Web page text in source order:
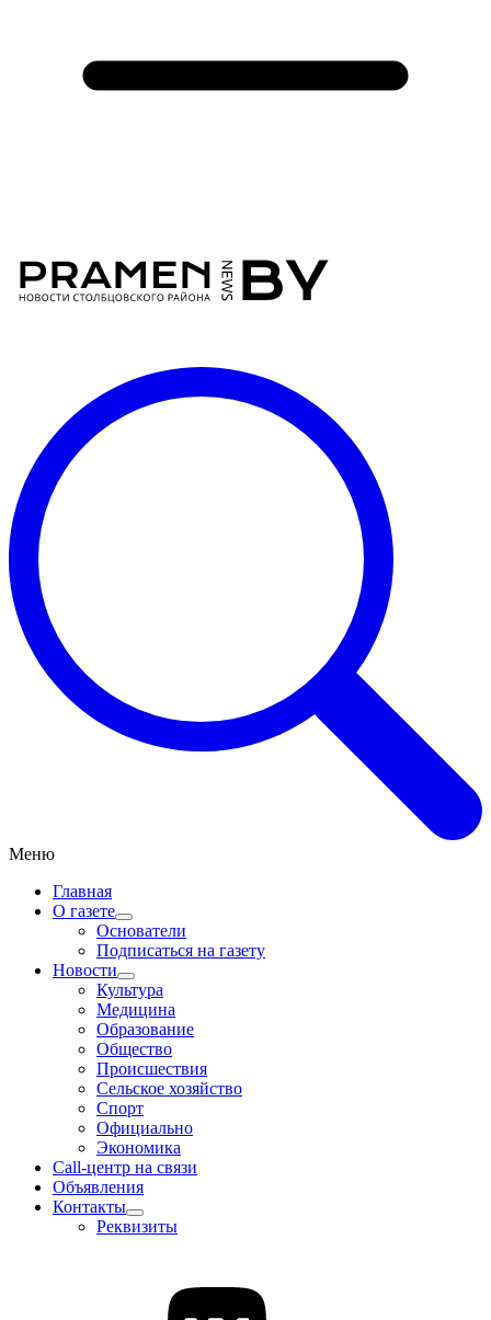
Меню
Главная
О газете
Основатели
Подписаться на газету
Новости
Культура
Медицина
Образование
Общество
Происшествия
Сельское хозяйство
Спорт
Официально
Экономика
Call-центр на связи
Объявления
Контакты
Реквизиты